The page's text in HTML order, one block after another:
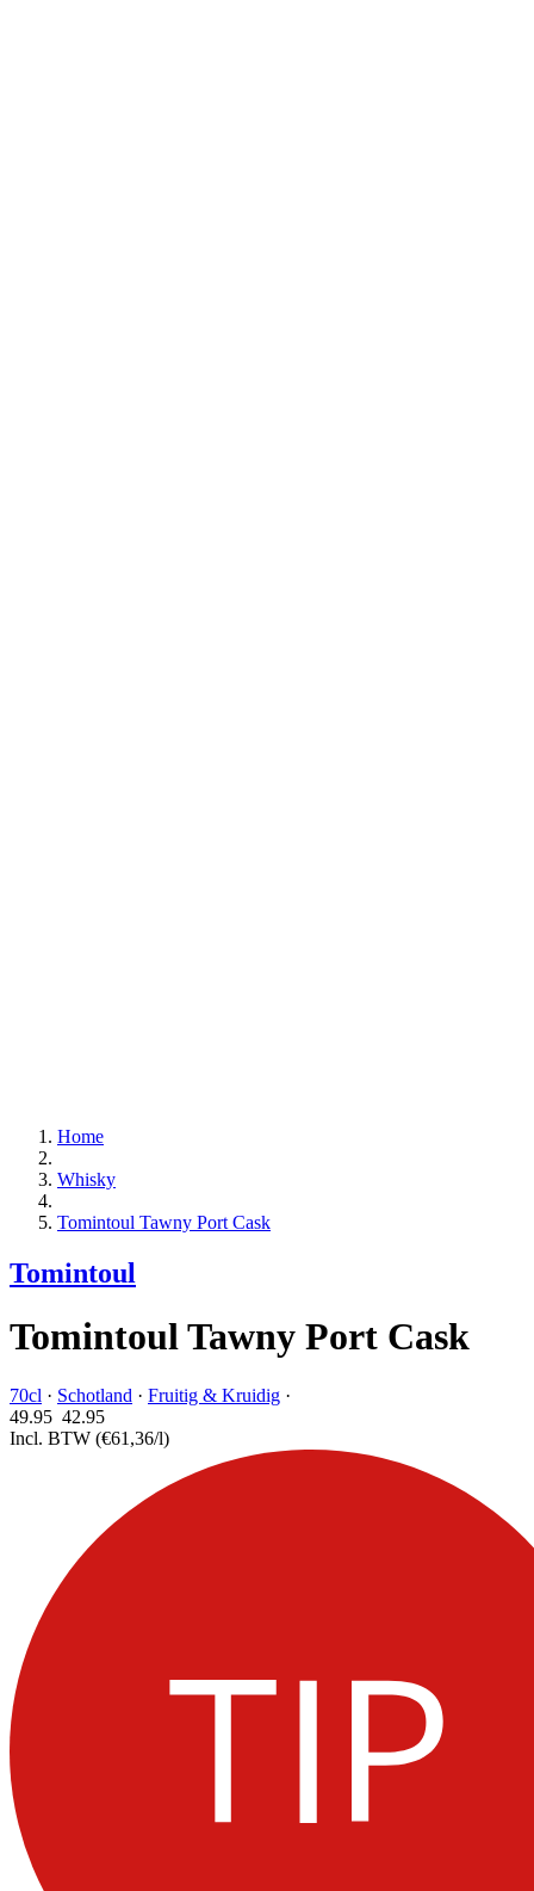
Home
Whisky
Tomintoul Tawny Port Cask
Tomintoul
Tomintoul Tawny Port Cask
70cl · Schotland · Fruitig & Kruidig ·
49.95 42.95
Incl. BTW (€61,36/l)